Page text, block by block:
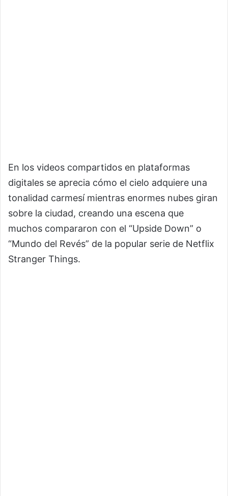
En los videos compartidos en plataformas
digitales se aprecia cómo el cielo adquiere una
tonalidad carmesí mientras enormes nubes giran
sobre la ciudad, creando una escena que
muchos compararon con el “Upside Down” o
“Mundo del Revés” de la popular serie de Netflix
Stranger Things.